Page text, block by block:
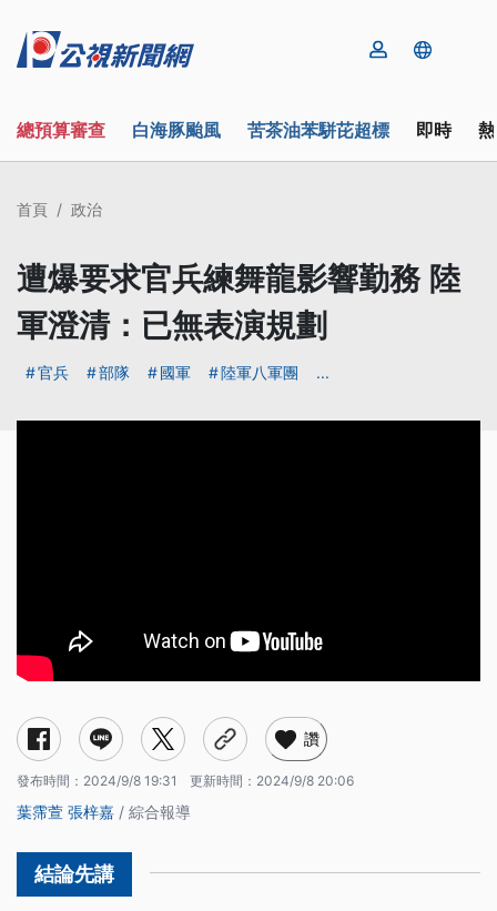
總預算審查 白海豚颱風 苦茶油苯駢芘超標 即時
首頁 政治
遭爆要求官兵練舞龍影響勤務 陸
軍澄清：已無表演規劃
官兵 部隊 國軍 陸軍八軍團 ...
讚
發布時間： 2024/9/8 19:31 更新時間： 2024/9/8 20:06
葉霈萱 張梓嘉 / 綜合報導